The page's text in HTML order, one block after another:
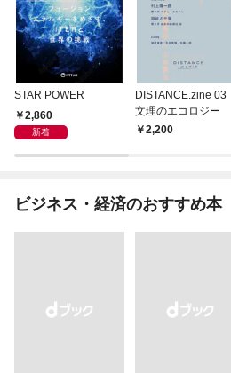
STAR POWER
2,860
新着
DISTANCE.zine 03
文理のエコロジー
2,200
ビジネス・経済のおすすめ本